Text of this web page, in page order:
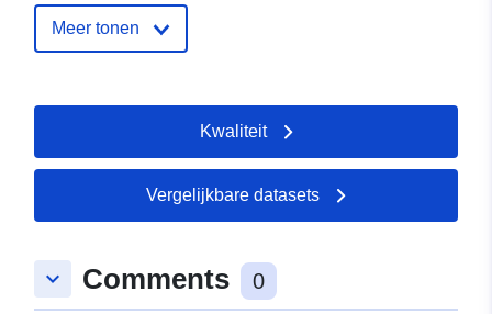
50.3311 ], [ 8.1077, 50.3311
], [ 8.1077, 50.3053 ], [
8.07825, 50.3053 ], [
Soort: Polygon
uriRef:
http://data.europa.eu/88u/dataset/
8cef-d8b0-4551-6694a7fb2357
Meer tonen
Kwaliteit
Vergelijkbare datasets
keyboard_arrow_down Comments 0